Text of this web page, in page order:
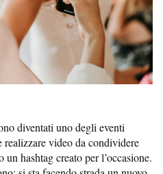
diventati uno degli eventi
realizzare video da condividere
un hashtag creato per l’occasione.